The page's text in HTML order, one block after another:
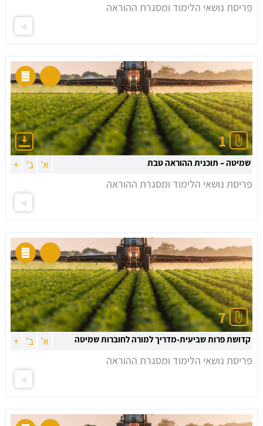
פריסת נושאי הלימוד ומסגרת ההוראה
1
שמיטה – תוכנית ההוראה טבת א' ב' +
פריסת נושאי הלימוד ומסגרת ההוראה
7
קדושת פרות שביעית-מדריך למורה לחוברות שמיטה א' ב' +
פריסת נושאי הלימוד ומסגרת ההוראה